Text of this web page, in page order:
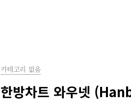
카테고리 없음
한방차트 와우넷